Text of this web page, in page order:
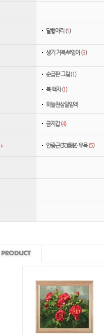
달항아리 (1)
생기 거북/부엉이 (3)
순금판 그림 (1)
복 액자 (1)
하늘천삼달임액
금지갑 (4)
안중근(安重根) 유묵 (5)